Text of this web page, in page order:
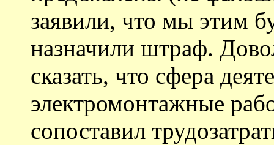
заявили, что мы этим
назначили штраф.
сказать, что сфера
электромонтажные
сопоставил